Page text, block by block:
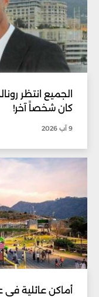
الجميع انتظر
كان شخصاً آخر!
9 آب 2026
أماكن عائلية في